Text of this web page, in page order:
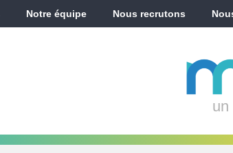
Notre équipe Nous recrutons
un